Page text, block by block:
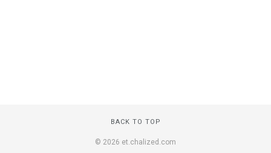
BACK TO TOP
© 2026 et.chalized.com